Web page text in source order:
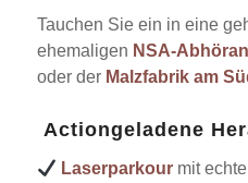
Tauchen Sie ein in eine
ehemaligen NSA-
oder der Malzfabrik am
Actiongeladene
Laserparkourmit